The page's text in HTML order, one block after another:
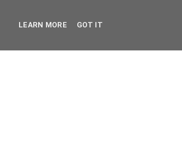
LEARN MORE GOT IT